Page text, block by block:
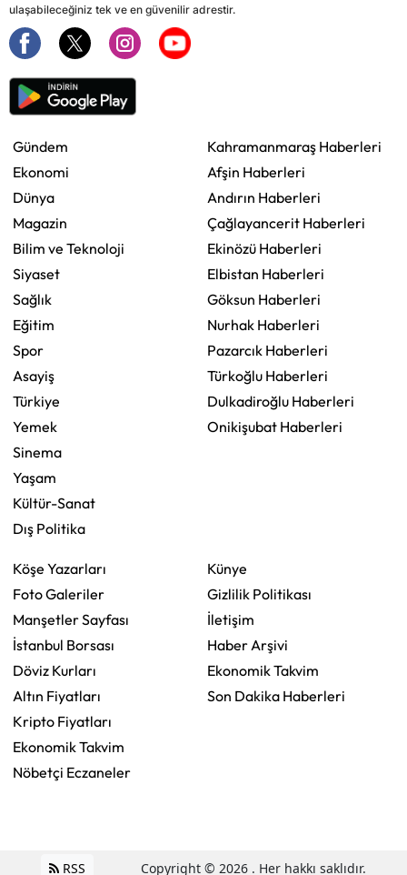
ulaşabileceğiniz tek ve en güvenilir adrestir.
Gündem
Ekonomi
Dünya
Magazin
Bilim ve Teknoloji
Siyaset
Sağlık
Eğitim
Spor
Asayiş
Türkiye
Yemek
Sinema
Yaşam
Kültür-Sanat
Dış Politika
Kahramanmaraş Haberleri
Afşin Haberleri
Andırın Haberleri
Çağlayancerit Haberleri
Ekinözü Haberleri
Elbistan Haberleri
Göksun Haberleri
Nurhak Haberleri
Pazarcık Haberleri
Türkoğlu Haberleri
Dulkadiroğlu Haberleri
Onikişubat Haberleri
Köşe Yazarları
Foto Galeriler
Manşetler Sayfası
İstanbul Borsası
Döviz Kurları
Altın Fiyatları
Kripto Fiyatları
Ekonomik Takvim
Nöbetçi Eczaneler
Künye
Gizlilik Politikası
İletişim
Haber Arşivi
Ekonomik Takvim
Son Dakika Haberleri
RSS Copyright © 2026 . Her hakkı saklıdır.